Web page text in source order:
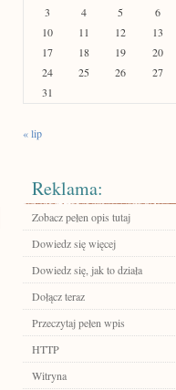
3
4 5 6
10
11 12 13
17
18 19 20
24
25 26 27
31
« lip
Reklama:
Zobacz pełen opis tutaj
Dowiedz się więcej
Dowiedz się, jak to działa
Dołącz teraz
Przeczytaj pełen wpis
HTTP
Witryna